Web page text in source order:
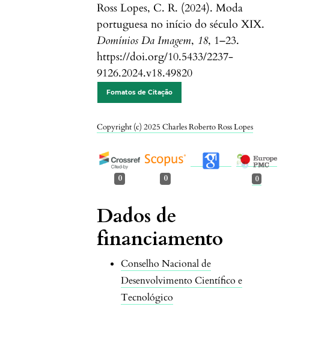
Ross Lopes, C. R. (2024). Moda
portuguesa no início do século XIX.
Domínios Da Imagem, 18, 1–23.
https://doi.org/10.5433/2237-
9126.2024.v18.49820
Fomatos de Citação
Copyright (c) 2025 Charles Roberto Ross Lopes
0 0 0
Dados de
financiamento
Conselho Nacional de
Desenvolvimento Científico e
Tecnológico